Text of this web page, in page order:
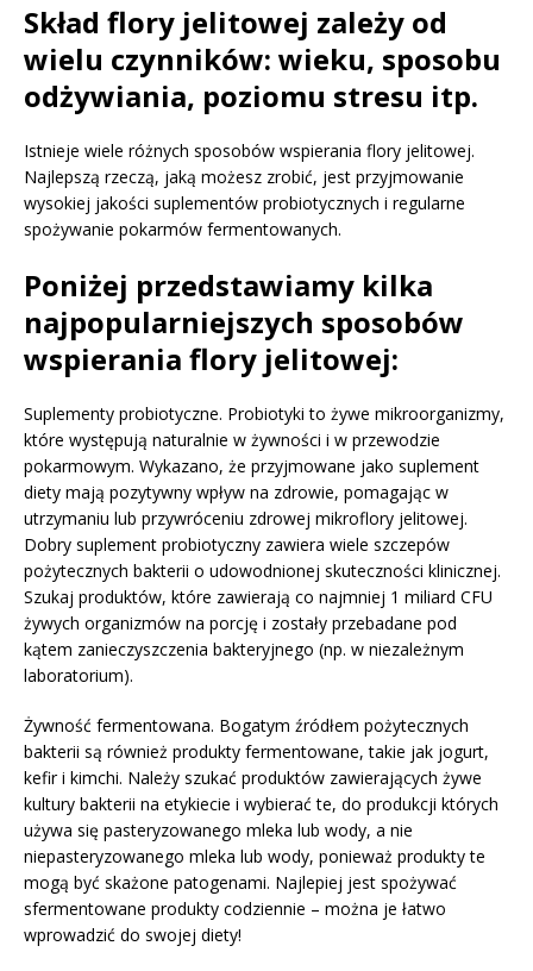
Skład flory jelitowej zależy od
wielu czynników: wieku, sposobu
odżywiania, poziomu stresu itp.
Istnieje wiele różnych sposobów wspierania flory jelitowej.
Najlepszą rzeczą, jaką możesz zrobić, jest przyjmowanie
wysokiej jakości suplementów probiotycznych i regularne
spożywanie pokarmów fermentowanych.
Poniżej przedstawiamy kilka
najpopularniejszych sposobów
wspierania flory jelitowej:
Suplementy probiotyczne. Probiotyki to żywe mikroorganizmy,
które występują naturalnie w żywności i w przewodzie
pokarmowym. Wykazano, że przyjmowane jako suplement
diety mają pozytywny wpływ na zdrowie, pomagając w
utrzymaniu lub przywróceniu zdrowej mikroflory jelitowej.
Dobry suplement probiotyczny zawiera wiele szczepów
pożytecznych bakterii o udowodnionej skuteczności klinicznej.
Szukaj produktów, które zawierają co najmniej 1 miliard CFU
żywych organizmów na porcję i zostały przebadane pod
kątem zanieczyszczenia bakteryjnego (np. w niezależnym
laboratorium).
Żywność fermentowana. Bogatym źródłem pożytecznych
bakterii są również produkty fermentowane, takie jak jogurt,
kefir i kimchi. Należy szukać produktów zawierających żywe
kultury bakterii na etykiecie i wybierać te, do produkcji których
używa się pasteryzowanego mleka lub wody, a nie
niepasteryzowanego mleka lub wody, ponieważ produkty te
mogą być skażone patogenami. Najlepiej jest spożywać
sfermentowane produkty codziennie – można je łatwo
wprowadzić do swojej diety!